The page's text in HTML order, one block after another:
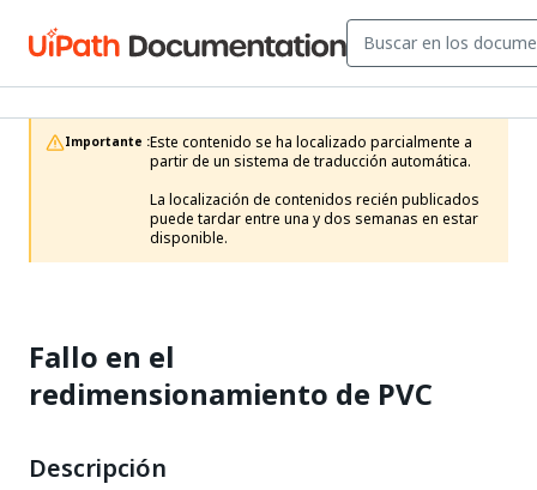
Importante :Este contenido se ha localizado parcialmente a
partir de un sistema de traducción automática.
La localización de contenidos recién publicados
puede tardar entre una y dos semanas en estar
disponible.
Fallo en el
redimensionamiento de PVC
Descripción